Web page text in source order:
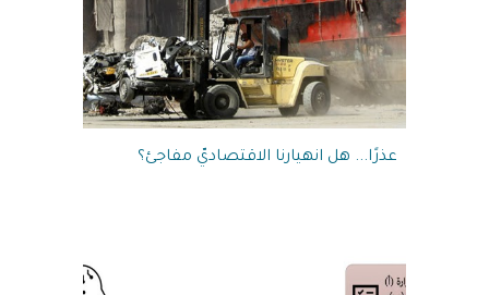
عذرًا... هل انهيارنا الاقتصاديّ مفاجئ؟